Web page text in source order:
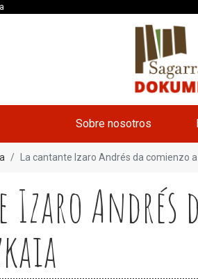
Sobre nosotros
La cantante Izaro Andrés da comienzo
Izaro Andrés